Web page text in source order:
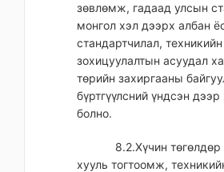
зөвлөмж, гадаад улсын
монгол хэл дээрх албан
стандартчилал, техникийн
зохицуулалтын асуудал
төрийн захиргааны
бүртгүүлсний үндсэн
болно.
8.2.Хүчин төгөлдөр
хууль тогтоомж,